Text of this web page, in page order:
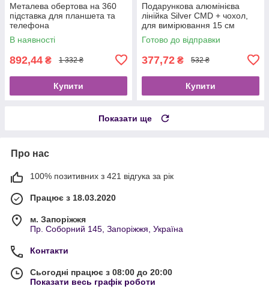
Металева обертова на 360
підставка для планшета та
телефона
В наявності
892,44 ₴ 1 332 ₴
Купити
Подарункова алюмінієва
лінійка Silver CMD + чохол,
для вимірювання 15 см
Готово до відправки
377,72 ₴ 532 ₴
Купити
Показати ще
Про нас
100% позитивних з 421 відгука за рік
Працює з 18.03.2020
м. Запоріжжя
Пр. Соборний 145, Запоріжжя, Україна
Контакти
Сьогодні працює з 08:00 до 20:00
Показати весь графік роботи